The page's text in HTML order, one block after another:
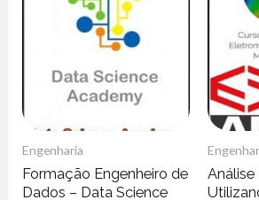
Engenharia
Formação Engenheiro de
Dados – Data Science